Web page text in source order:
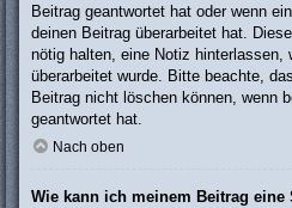
Beitrag geantwortet hat oder wenn
deinen Beitrag überarbeitet hat.
nötig halten, eine Notiz hinterlassen,
überarbeitet wurde. Bitte beachte,
Beitrag nicht löschen können, wenn
geantwortet hat.
Nach oben
Wie kann ich meinem Beitrag eine